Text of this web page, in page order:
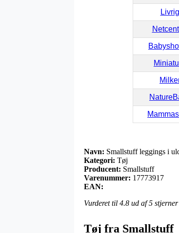
Navn: Smallstuff leggings i
Kategori: Tøj
Producent: Smallstuff
Varenummer: 17773917
EAN:
Vurderet til 4.8 ud af 5
Tøj fra Smallstuff